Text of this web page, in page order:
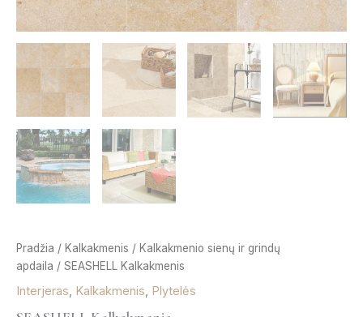
Pradžia / Kalkakmenis / Kalkakmenio sienų ir grindų
apdaila / SEASHELL Kalkakmenis
Interjeras, Kalkakmenis, Plytelės